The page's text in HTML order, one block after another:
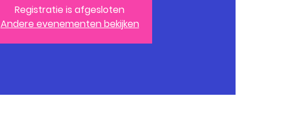
Registratie is afgesloten
Andere evenementen bekijken